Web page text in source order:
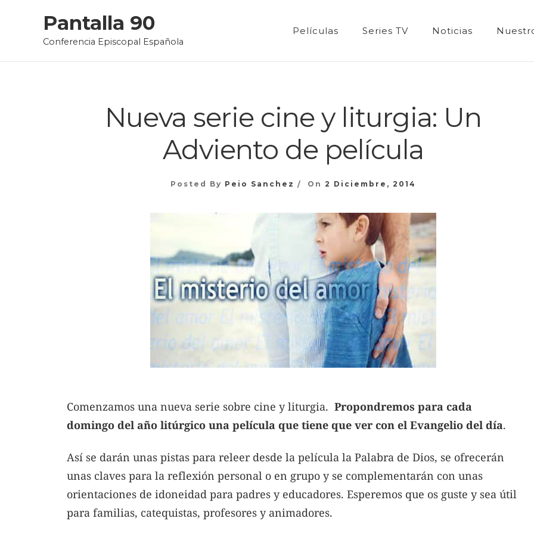
Pantalla 90
Conferencia Episcopal Española
Películas Series TV Noticias
Nueva serie cine y liturgia: Un
Adviento de película
Posted By Peio Sanchez On 2 Diciembre, 2014
Comenzamos una nueva serie sobre cine y liturgia. Propondremos para cada
domingo del año litúrgico una película que tiene que ver con el Evangelio del día.
Así se darán unas pistas para releer desde la película la Palabra de Dios, se ofrecerán
unas claves para la reflexión personal o en grupo y se complementarán con unas
orientaciones de idoneidad para padres y educadores. Esperemos que os guste y sea útil
para familias, catequistas, profesores y animadores.